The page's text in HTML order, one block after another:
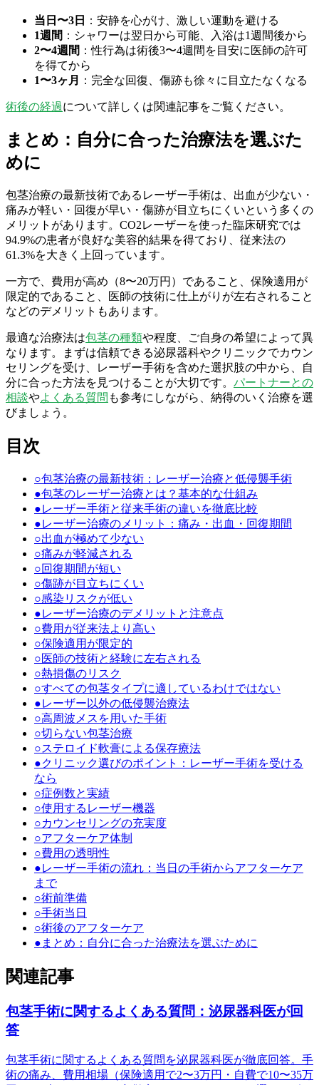
当日〜3日
：安静を心がけ、激しい運動を避ける
1週間 ：シャワーは翌日から可能、入浴は1週間後から
2〜4週間 ：性行為は術後3〜4週間を目安に医師の許可
を得てから
1〜3ヶ月
：完全な回復、傷跡も徐々に目立たなくなる
術後の経過について詳しくは関連記事をご覧ください。
まとめ：自分に合った治療法を選ぶた
めに
包茎治療の最新技術であるレーザー手術は、出血が少ない・
痛みが軽い・回復が早い・傷跡が目立ちにくいという多くの
メリットがあります。CO2レーザーを使った臨床研究では
94.9%の患者が良好な美容的結果を得ており、従来法の
61.3%を大きく上回っています。
一方で、費用が高め（8〜20万円）であること、保険適用が
限定的であること、医師の技術に仕上がりが左右されること
などのデメリットもあります。
最適な治療法は包茎の種類や程度、ご自身の希望によって異
なります。まずは信頼できる泌尿器科やクリニックでカウン
セリングを受け、レーザー手術を含めた選択肢の中から、自
分に合った方法を見つけることが大切です。 パートナーとの
相談やよくある質問 も参考にしながら、納得のいく治療を選
びましょう。
目次
○包茎治療の最新技術：レーザー治療と低侵襲手術
●包茎のレーザー治療とは？基本的な仕組み
●レーザー手術と従来手術の違いを徹底比較
●レーザー治療のメリット：痛み・出血・回復期間
○出血が極めて少ない
○痛みが軽減される
○回復期間が短い
○傷跡が目立ちにくい
○感染リスクが低い
●レーザー治療のデメリットと注意点
○費用が従来法より高い
○保険適用が限定的
○医師の技術と経験に左右される
○熱損傷のリスク
○すべての包茎タイプに適しているわけではない
●レーザー以外の低侵襲治療法
○高周波メスを用いた手術
○切らない包茎治療
○ステロイド軟膏による保存療法
●クリニック選びのポイント：レーザー手術を受ける
なら
○症例数と実績
○使用するレーザー機器
○カウンセリングの充実度
○アフターケア体制
○費用の透明性
●レーザー手術の流れ：当日の手術からアフターケア
まで
○術前準備
○手術当日
○術後のアフターケア
● まとめ：自分に合った治療法を選ぶために
関連記事
包茎手術に関するよくある質問：泌尿器科医が回
答
包茎手術に関するよくある質問を泌尿器科医が徹底回答。手
術の痛み、費用相場（保険適用で2〜3万円・自費で10〜35万